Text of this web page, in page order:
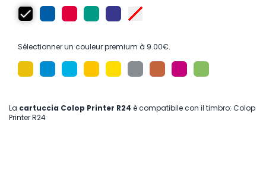
Sélectionner un couleur premium à 9.00€.
La cartuccia Colop Printer R24 è compatibile con il timbro: Colop
Printer R24